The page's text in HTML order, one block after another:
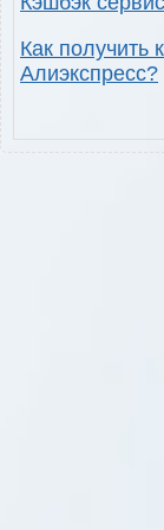
Как получить
Алиэкспресс?